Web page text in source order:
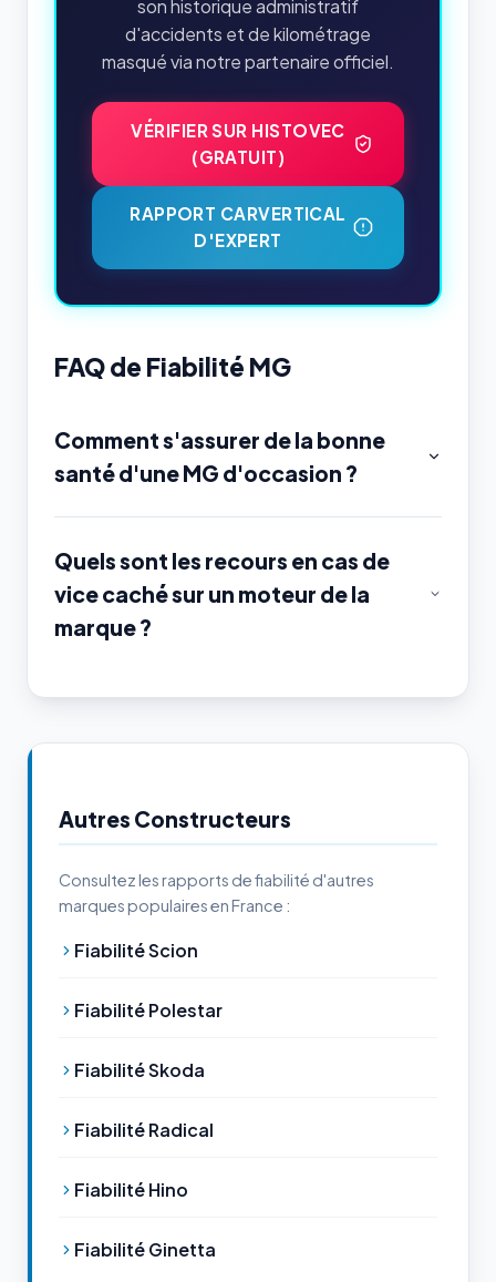
son historique administratif
d'accidents et de kilométrage
masqué via notre partenaire officiel.
VÉRIFIER SUR HISTOVEC
(GRATUIT)
RAPPORT CARVERTICAL
D'EXPERT
FAQ de Fiabilité MG
Comment s'assurer de la bonne
santé d'une MG d'occasion ?
Quels sont les recours en cas de
vice caché sur un moteur de la
marque ?
Autres Constructeurs
Consultez les rapports de fiabilité d'autres
marques populaires en France :
Fiabilité Scion
Fiabilité Polestar
Fiabilité Skoda
Fiabilité Radical
Fiabilité Hino
Fiabilité Ginetta